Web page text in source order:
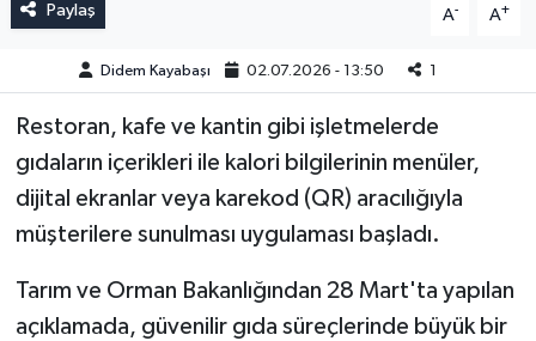
Paylaş A- A+
Didem Kayabaşı 02.07.2026 - 13:50 1
Restoran, kafe ve kantin gibi işletmelerde
gıdaların içerikleri ile kalori bilgilerinin menüler,
dijital ekranlar veya karekod (QR) aracılığıyla
müşterilere sunulması uygulaması başladı.
Tarım ve Orman Bakanlığından 28 Mart'ta yapılan
açıklamada, güvenilir gıda süreçlerinde büyük bir